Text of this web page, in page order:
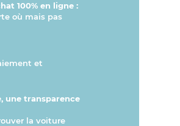
100% en ligne :
où mais pas
et
une transparence
la voiture